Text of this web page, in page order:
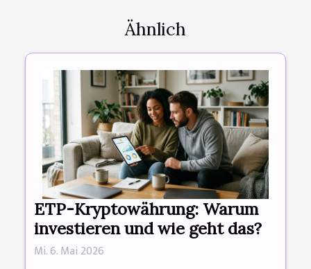
Ähnlich
ETP-Kryptowährung: Warum
investieren und wie geht das?
Mi. 6. Mai 2026